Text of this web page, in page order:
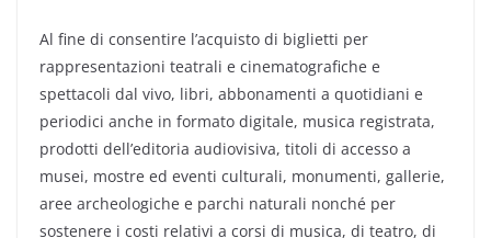
Al fine di consentire l’acquisto di biglietti per
rappresentazioni teatrali e cinematografiche e
spettacoli dal vivo, libri, abbonamenti a quotidiani e
periodici anche in formato digitale, musica registrata,
prodotti dell’editoria audiovisiva, titoli di accesso a
musei, mostre ed eventi culturali, monumenti, gallerie,
aree archeologiche e parchi naturali nonché per
sostenere i costi relativi a corsi di musica, di teatro, di